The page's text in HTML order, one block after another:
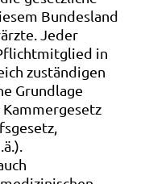
Bundesland
Jeder
in
zuständigen
Grundlage